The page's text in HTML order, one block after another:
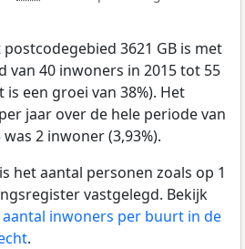
3621 GB is met
van 40 inwoners in 2015 tot 55
een groei van 38%). Het
jaar over de hele periode van
2 inwoner (3,93%).
het aantal personen zoals op 1
vastgelegd. Bekijk
inwoners per buurt in de
.